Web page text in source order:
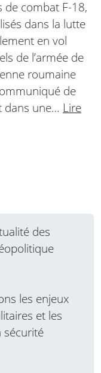
de combat F-18,
dans la lutte
en vol
de l’armée de
roumaine
de
dans une… Lire
des
les enjeux
et les
sécurité